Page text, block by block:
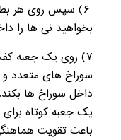
۶) سپس روی هر
بخواهید نی ها را
۷) روی یک جعبه
سوراخ های متعدد و
داخل سوراخ ها
یک جعبه کوتاه
باعث تقویت